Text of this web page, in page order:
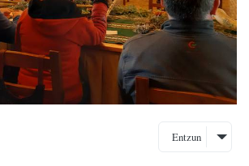
Entzun